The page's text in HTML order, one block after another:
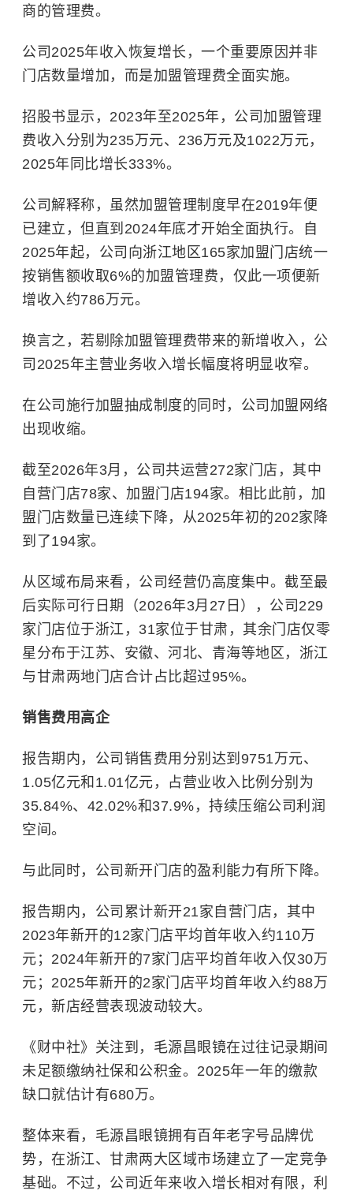
商的管理费。
公司2025年收入恢复增长，一个重要原因并非
门店数量增加，而是加盟管理费全面实施。
招股书显示，2023年至2025年，公司加盟管理
费收入分别为235万元、236万元及1022万元，
2025年同比增长333%。
公司解释称，虽然加盟管理制度早在2019年便
已建立，但直到2024年底才开始全面执行。自
2025年起，公司向浙江地区165家加盟门店统一
按销售额收取6%的加盟管理费，仅此一项便新
增收入约786万元。
换言之，若剔除加盟管理费带来的新增收入，公
司2025年主营业务收入增长幅度将明显收窄。
在公司施行加盟抽成制度的同时，公司加盟网络
出现收缩。
截至2026年3月，公司共运营272家门店，其中
自营门店78家、加盟门店194家。相比此前，加
盟门店数量已连续下降，从2025年初的202家降
到了194家。
从区域布局来看，公司经营仍高度集中。截至最
后实际可行日期（2026年3月27日），公司229
家门店位于浙江，31家位于甘肃，其余门店仅零
星分布于江苏、安徽、河北、青海等地区，浙江
与甘肃两地门店合计占比超过95%。
销售费用高企
报告期内，公司销售费用分别达到9751万元、
1.05亿元和1.01亿元，占营业收入比例分别为
35.84%、42.02%和37.9%，持续压缩公司利润
空间。
与此同时，公司新开门店的盈利能力有所下降。
报告期内，公司累计新开21家自营门店，其中
2023年新开的12家门店平均首年收入约110万
元；2024年新开的7家门店平均首年收入仅30万
元；2025年新开的2家门店平均首年收入约88万
元，新店经营表现波动较大。
《财中社》关注到，毛源昌眼镜在过往记录期间
未足额缴纳社保和公积金。2025年一年的缴款
缺口就估计有680万。
整体来看，毛源昌眼镜拥有百年老字号品牌优
势，在浙江、甘肃两大区域市场建立了一定竞争
基础。不过，公司近年来收入增长相对有限，利